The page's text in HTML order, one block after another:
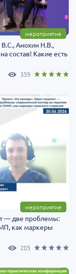
мероприятие
Анохин Н.В.,
состав! Какие есть
359
мероприятие
— две проблемы:
как маркеры
205